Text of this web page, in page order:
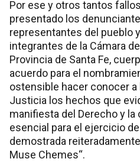
Por ese y otros tantos
presentado los
representantes del pueblo
integrantes de la Cámara
Provincia de Santa Fe,
acuerdo para el
ostensible hacer conocer a
Justicia los hechos que
manifiesta del Derecho y la
esencial para el ejercicio
demostrada
Muse Chemes“.